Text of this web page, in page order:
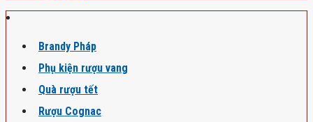
Brandy Pháp
Phụ kiện rượu vang
Quà rượu tết
Rượu Cognac